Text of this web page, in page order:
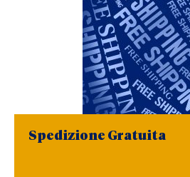
Spedizione Gratuita